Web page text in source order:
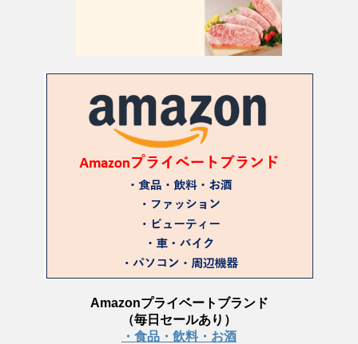
Amazonプライベートブランド
（毎日セールあり）
・食品・飲料・お酒